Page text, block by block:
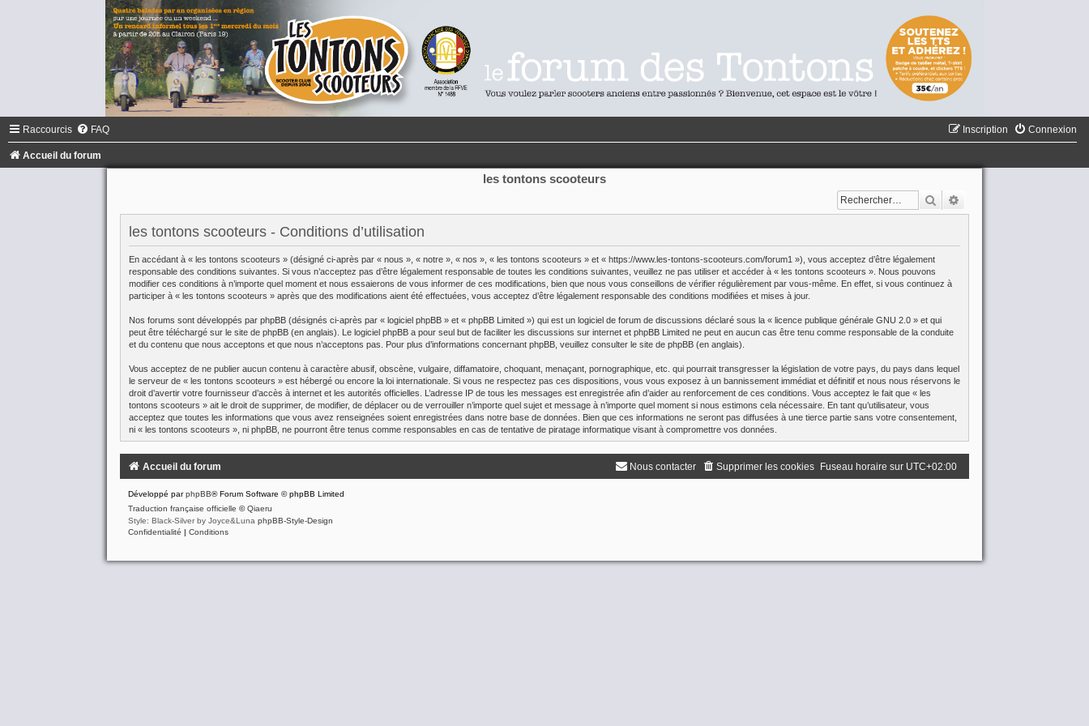
Raccourcis FAQ Connexion
Inscription
Accueil du forum
les tontons scooteurs
Rechercher
les tontons scooteurs - Conditions d’utilisation
En accédant à « les tontons scooteurs » (désigné ci-après par « nous », « notre », « nos », « les tontons scooteurs » et « https://www.les-tontons-scooteurs.com/forum1 »), vous acceptez d’être légalement
responsable des conditions suivantes. Si vous n’acceptez pas d’être légalement responsable de toutes les conditions suivantes, veuillez ne pas utiliser et accéder à « les tontons scooteurs ». Nous pouvons
modifier ces conditions à n’importe quel moment et nous essaierons de vous informer de ces modifications, bien que nous vous conseillons de vérifier régulièrement par vous-même. En effet, si vous continuez à
participer à « les tontons scooteurs » après que des modifications aient été effectuées, vous acceptez d’être légalement responsable des conditions modifiées et mises à jour.
Nos forums sont développés par phpBB (désignés ci-après par « logiciel phpBB » et « phpBB Limited ») qui est un logiciel de forum de discussions déclaré sous la « licence publique générale GNU 2.0» et qui
peut être téléchargé sur le site de phpBB(en anglais). Le logiciel phpBB a pour seul but de faciliter les discussions sur internet et phpBB Limited ne peut en aucun cas être tenu comme responsable de la conduite
et du contenu que nous acceptons et que nous n’acceptons pas. Pour plus d’informations concernant phpBB, veuillez consulter le site de phpBB(en anglais).
Vous acceptez de ne publier aucun contenu à caractère abusif, obscène, vulgaire, diffamatoire, choquant, menaçant, pornographique, etc. qui pourrait transgresser la législation de votre pays, du pays dans lequel
le serveur de « les tontons scooteurs » est hébergé ou encore la loi internationale. Si vous ne respectez pas ces dispositions, vous vous exposez à un bannissement immédiat et définitif et nous nous réservons le
droit d’avertir votre fournisseur d’accès à internet et les autorités officielles. L’adresse IP de tous les messages est enregistrée afin d’aider au renforcement de ces conditions. Vous acceptez le fait que « les
tontons scooteurs » ait le droit de supprimer, de modifier, de déplacer ou de verrouiller n’importe quel sujet et message à n’importe quel moment si nous estimons cela nécessaire. En tant qu’utilisateur, vous
acceptez que toutes les informations que vous avez renseignées soient enregistrées dans notre base de données. Bien que ces informations ne seront pas diffusées à une tierce partie sans votre consentement,
ni « les tontons scooteurs », ni phpBB, ne pourront être tenus comme responsables en cas de tentative de piratage informatique visant à compromettre vos données.
Accueil du forum Fuseau horaire sur UTC+02:00
Supprimer les cookies
Nous contacter
Développé parphpBB® Forum Software © phpBB Limited
Traduction française officielle ©Qiaeru
Style: Black-Silver by Joyce&Luna phpBB-Style-Design
Confidentialité | Conditions